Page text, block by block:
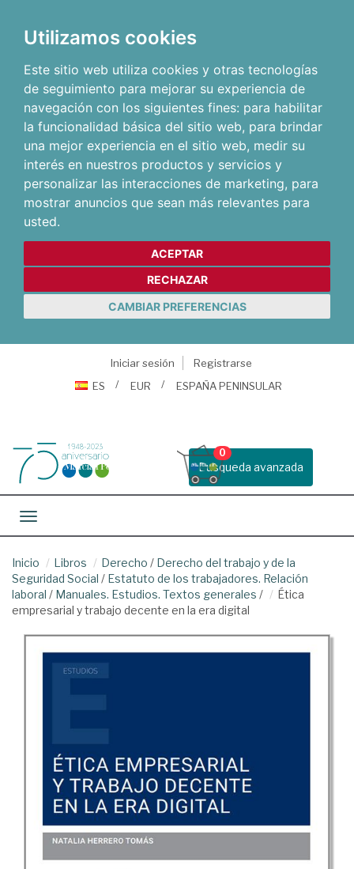
Utilizamos cookies
Este sitio web utiliza cookies y otras tecnologías
de seguimiento para mejorar su experiencia de
navegación con los siguientes fines: para habilitar
la funcionalidad básica del sitio web, para brindar
una mejor experiencia en el sitio web, medir su
interés en nuestros productos y servicios y
personalizar las interacciones de marketing, para
mostrar anuncios que sean más relevantes para
usted.
ACEPTAR
RECHAZAR
CAMBIAR PREFERENCIAS
Iniciar sesión
Registrarse
ES
EUR ESPAÑA PENINSULAR
Busqueda avanzada
0
Toggle navigation
Inicio Libros Derecho / Derecho del trabajo y de la
Seguridad Social / Estatuto de los trabajadores. Relación
laboral / Manuales. Estudios. Textos generales /
Ética
empresarial y trabajo decente en la era digital